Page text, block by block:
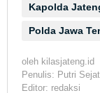
Kapolda
Polda Jawa
oleh kilasjateng.id
Penulis: Putri
Editor: redaksi